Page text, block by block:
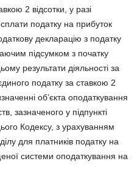
2 відсотки, у разі
податку на прибуток
декларацію з податку
підсумком з початку
результати діяльності за
податку за ставкою 2
об’єкта оподаткування
зазначеного у підпункті
Кодексу, з урахуванням
для платників податку на
системи оподаткування на